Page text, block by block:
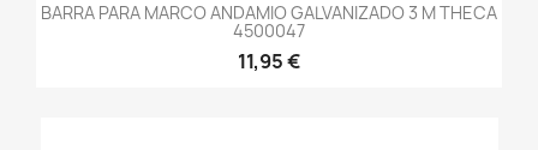
BARRA PARA MARCO ANDAMIO GALVANIZADO 3 M THECA
4500047
11,95 €